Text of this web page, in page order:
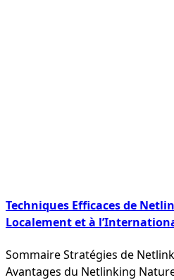
Techniques Efficaces de
Localement et à
Sommaire Stratégies de
Avantages du Netlinking